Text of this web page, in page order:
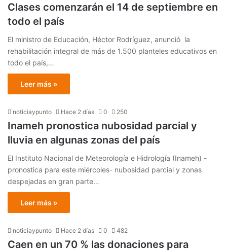
Clases comenzarán el 14 de septiembre en
todo el país
El ministro de Educación, Héctor Rodríguez, anunció la
rehabilitación integral de más de 1.500 planteles educativos en
todo el país,…
Leer más »
noticiaypunto Hace 2 días 0 250
Inameh pronostica nubosidad parcial y
lluvia en algunas zonas del país
El Instituto Nacional de Meteorología e Hidrología (Inameh) -
pronostica para este miércoles- nubosidad parcial y zonas
despejadas en gran parte…
Leer más »
noticiaypunto Hace 2 días 0 482
Caen en un 70 % las donaciones para